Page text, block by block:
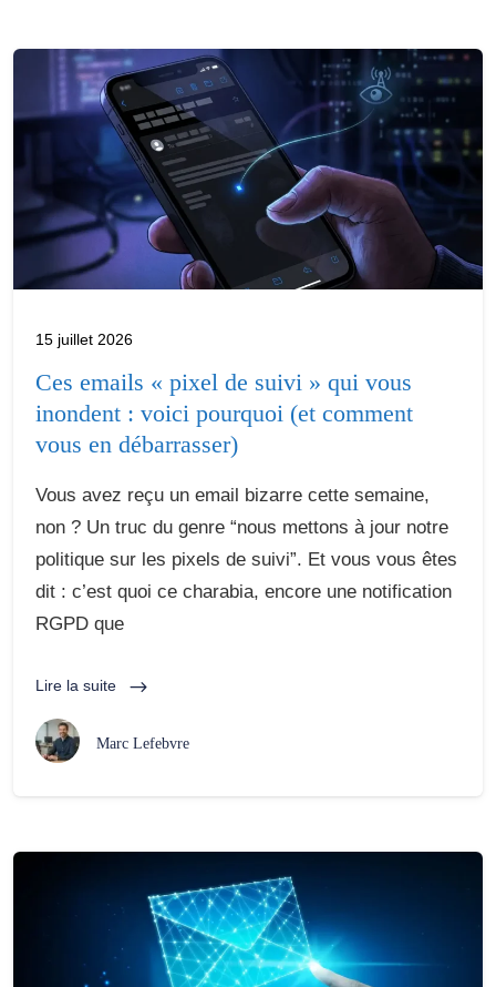
15 juillet 2026
Ces emails « pixel de suivi » qui vous
inondent : voici pourquoi (et comment
vous en débarrasser)
Vous avez reçu un email bizarre cette semaine,
non ? Un truc du genre “nous mettons à jour notre
politique sur les pixels de suivi”. Et vous vous êtes
dit : c’est quoi ce charabia, encore une notification
RGPD que
Lire la suite
Marc Lefebvre